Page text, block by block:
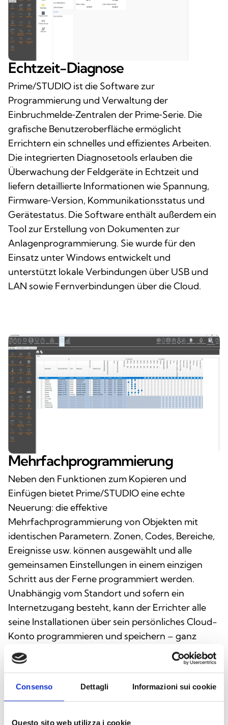
Consenso Dettagli Informazioni sui cookie
Questo sito web utilizza i cookie
Echtzeit-Diagnose
Prime/STUDIO ist die Software zur
Programmierung und Verwaltung der
Einbruchmelde‑Zentralen der Prime‑Serie. Die
grafische Benutzeroberfläche ermöglicht
Errichtern ein schnelles und effizientes Arbeiten.
Die integrierten Diagnosetools erlauben die
Überwachung der Feldgeräte in Echtzeit und
liefern detaillierte Informationen wie Spannung,
Firmware‑Version, Kommunikationsstatus und
Gerätestatus. Die Software enthält außerdem ein
Tool zur Erstellung von Dokumenten zur
Anlagenprogrammierung. Sie wurde für den
Einsatz unter Windows entwickelt und
unterstützt lokale Verbindungen über USB und
LAN sowie Fernverbindungen über die Cloud.
Mehrfachprogrammierung
Neben den Funktionen zum Kopieren und
Einfügen bietet Prime/STUDIO eine echte
Neuerung: die effektive
Mehrfachprogrammierung von Objekten mit
identischen Parametern. Zonen, Codes, Bereiche,
Ereignisse usw. können ausgewählt und alle
gemeinsamen Einstellungen in einem einzigen
Schritt aus der Ferne programmiert werden.
Unabhängig vom Standort und sofern ein
Internetzugang besteht, kann der Errichter alle
seine Installationen über sein persönliches Cloud-
Konto programmieren und speichern – ganz
ohne Netzwerkkonfiguration. Zusätzlich zu den
Installations-, Programmier- und
auch Firmware-Updates für die
Modul.